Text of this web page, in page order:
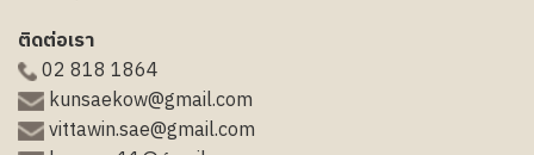
ติดต่อเรา
02 818 1864
kunsaekow@gmail.com
vittawin.sae@gmail.com